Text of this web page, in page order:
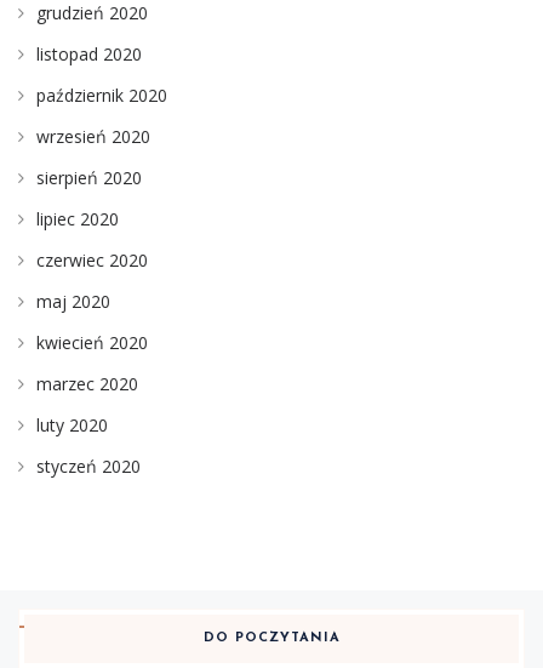
grudzień 2020
listopad 2020
październik 2020
wrzesień 2020
sierpień 2020
lipiec 2020
czerwiec 2020
maj 2020
kwiecień 2020
marzec 2020
luty 2020
styczeń 2020
DO POCZYTANIA